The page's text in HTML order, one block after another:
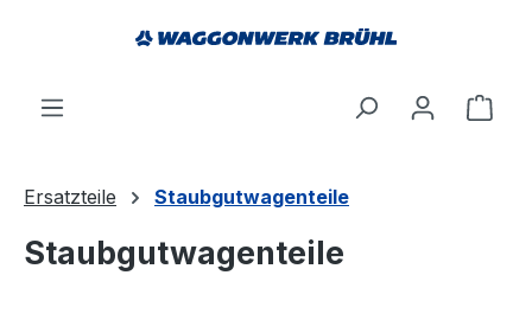
Ersatzteile Staubgutwagenteile
Staubgutwagenteile